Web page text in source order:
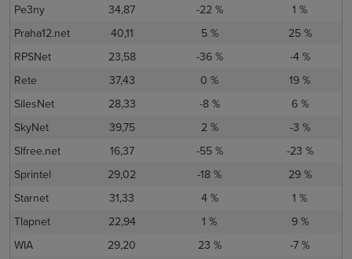
Pe3ny
34,87 -22 %
1 %
Praha12.net
40,11 5 %
25 %
RPSNet
23,58 -36 %
-4 %
Rete
37,43 0 %
19 %
SilesNet
28,33 -8 %
6 %
SkyNet
39,75 2 %
-3 %
Slfree.net
16,37 -55 %
-23 %
Sprintel
29,02 -18 %
29 %
Starnet
31,33 4 %
1 %
Tlapnet
22,94 1 %
9 %
WIA
29,20 23 %
-7 %